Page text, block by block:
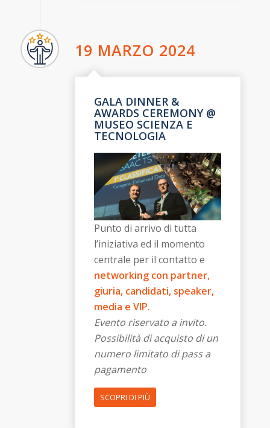
19 MARZO 2024
GALA DINNER &
AWARDS CEREMONY @
MUSEO SCIENZA E
TECNOLOGIA
Punto di arrivo di tutta
l’iniziativa ed il momento
centrale per il contatto e
networking con partner,
giuria, candidati, speaker,
media e VIP.
Evento riservato a invito.
Possibilità di acquisto di un
numero limitato di pass a
pagamento
SCOPRI DI PIÙ